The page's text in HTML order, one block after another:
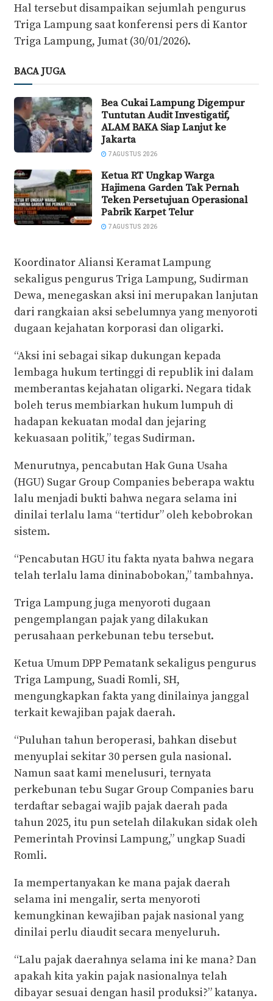
Hal tersebut disampaikan sejumlah pengurus
Triga Lampung saat konferensi pers di Kantor
Triga Lampung, Jumat (30/01/2026).
BACA JUGA
Bea Cukai Lampung Digempur
Tuntutan Audit Investigatif,
ALAM BAKA Siap Lanjut ke
Jakarta
7 AGUSTUS 2026
Ketua RT Ungkap Warga
Hajimena Garden Tak Pernah
Teken Persetujuan Operasional
Pabrik Karpet Telur
7 AGUSTUS 2026
Koordinator Aliansi Keramat Lampung
sekaligus pengurus Triga Lampung, Sudirman
Dewa, menegaskan aksi ini merupakan lanjutan
dari rangkaian aksi sebelumnya yang menyoroti
dugaan kejahatan korporasi dan oligarki.
“Aksi ini sebagai sikap dukungan kepada
lembaga hukum tertinggi di republik ini dalam
memberantas kejahatan oligarki. Negara tidak
boleh terus membiarkan hukum lumpuh di
hadapan kekuatan modal dan jejaring
kekuasaan politik,” tegas Sudirman.
Menurutnya, pencabutan Hak Guna Usaha
(HGU) Sugar Group Companies beberapa waktu
lalu menjadi bukti bahwa negara selama ini
dinilai terlalu lama “tertidur” oleh kebobrokan
sistem.
“Pencabutan HGU itu fakta nyata bahwa negara
telah terlalu lama dininabobokan,” tambahnya.
Triga Lampung juga menyoroti dugaan
pengemplangan pajak yang dilakukan
perusahaan perkebunan tebu tersebut.
Ketua Umum DPP Pematank sekaligus pengurus
Triga Lampung, Suadi Romli, SH,
mengungkapkan fakta yang dinilainya janggal
terkait kewajiban pajak daerah.
“Puluhan tahun beroperasi, bahkan disebut
menyuplai sekitar 30 persen gula nasional.
Namun saat kami menelusuri, ternyata
perkebunan tebu Sugar Group Companies baru
terdaftar sebagai wajib pajak daerah pada
tahun 2025, itu pun setelah dilakukan sidak oleh
Pemerintah Provinsi Lampung,” ungkap Suadi
Romli.
Ia mempertanyakan ke mana pajak daerah
selama ini mengalir, serta menyoroti
kemungkinan kewajiban pajak nasional yang
dinilai perlu diaudit secara menyeluruh.
“Lalu pajak daerahnya selama ini ke mana? Dan
apakah kita yakin pajak nasionalnya telah
dibayar sesuai dengan hasil produksi?” katanya.